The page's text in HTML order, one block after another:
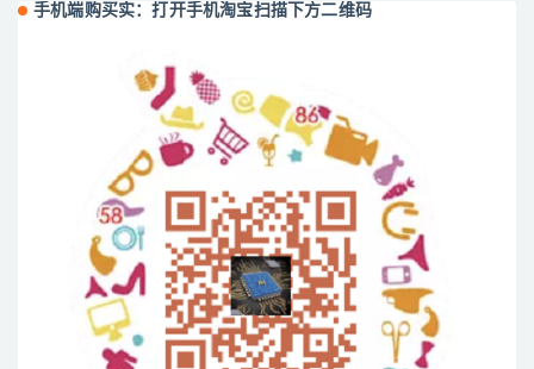
手机端购买实：打开手机淘宝扫描下方二维码